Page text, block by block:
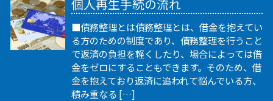
個人再生手続の流れ
■債務整理とは債務整理とは、借金を抱えてい
る方のための制度であり、債務整理を行うこと
で返済の負担を軽くしたり、場合によっては借
金をゼロにすることもできます。そのため、借
金を抱えており返済に追われて悩んでいる方、
積み重なる […]